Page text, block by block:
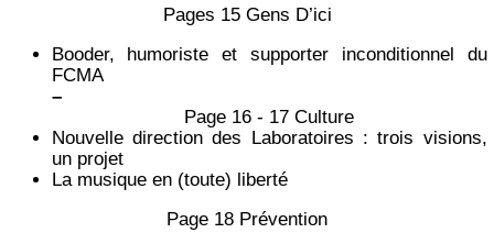
Pages 15 Gens D’ici
Booder, humoriste et supporter inconditionnel du
FCMA
–
Page 16 - 17 Culture
Nouvelle direction des Laboratoires : trois visions,
un projet
La musique en (toute) liberté
Page 18 Prévention